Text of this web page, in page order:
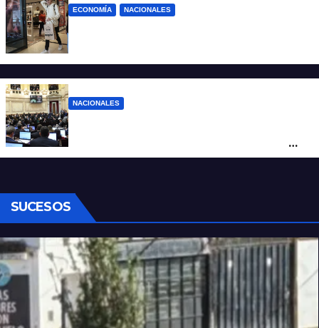
ECONOMÍA NACIONALES
NACIONALES
Senado
SUCESOS